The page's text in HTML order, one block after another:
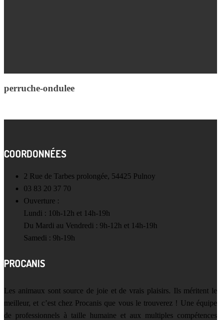
perruche-ondulee
COORDONNÉES
2 Rue de Tarbes prolongée, 54425 Pulnoy
03 83 20 37 70
Ouverture :
Lundi : 10h-12h et 14h-19h
Du Mardi au Vendredi : 9h-12h et 14h-19h
Samedi : 9h-19h
PROCANIS
Les animaux sont source de joie et de vrais plaisirs. Ils méritent le
meilleur, et c’est chez Procanis que vous le trouverez ! Une équipe
de professionnels à taille humaine et aux multiples compétences